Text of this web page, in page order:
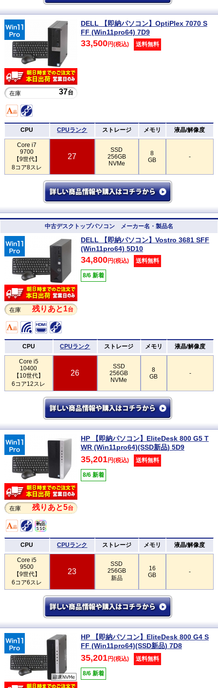
在庫 37台
DELL 【即納パソコン】OptiPlex 7070 S
FF (Win11pro64) 7D9
33,500円(税込) 送料無料
CPU CPUランク ストレージ メモリ 液晶/解像度
Core i7
9700
【9世代】
8コア8スレ
27
SSD
256GB
NVMe
8
GB
-
中古デスクトップパソコン メーカー名・製品名
在庫 残りあと1台
DELL 【即納パソコン】Vostro 3681 SFF
(Win11pro64) 5D10
34,800円(税込) 送料無料
8/6 新着
CPU CPUランク ストレージ メモリ 液晶/解像度
Core i5
10400
【10世代】
6コア12スレ
26
SSD
256GB
NVMe
8
GB
-
在庫 残りあと5台
HP 【即納パソコン】EliteDesk 800 G5 T
WR (Win11pro64)(SSD新品) 5D9
35,201円(税込) 送料無料
8/6 新着
CPU CPUランク ストレージ メモリ 液晶/解像度
Core i5
9500
【9世代】
6コア6スレ
23
SSD
256GB
新品
16
GB
-
HP 【即納パソコン】EliteDesk 800 G4 S
FF (Win11pro64)(SSD新品) 7D8
35,201円(税込) 送料無料
8/6 新着